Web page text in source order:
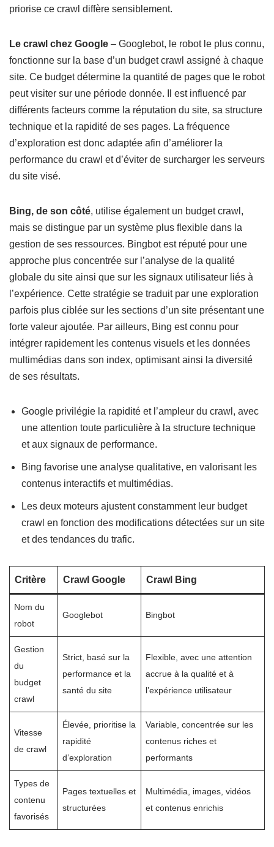
priorise ce crawl diffère sensiblement.
Le crawl chez Google – Googlebot, le robot le plus connu,
fonctionne sur la base d’un budget crawl assigné à chaque
site. Ce budget détermine la quantité de pages que le robot
peut visiter sur une période donnée. Il est influencé par
différents facteurs comme la réputation du site, sa structure
technique et la rapidité de ses pages. La fréquence
d’exploration est donc adaptée afin d’améliorer la
performance du crawl et d’éviter de surcharger les serveurs
du site visé.
Bing, de son côté, utilise également un budget crawl,
mais se distingue par un système plus flexible dans la
gestion de ses ressources. Bingbot est réputé pour une
approche plus concentrée sur l’analyse de la qualité
globale du site ainsi que sur les signaux utilisateur liés à
l’expérience. Cette stratégie se traduit par une exploration
parfois plus ciblée sur les sections d’un site présentant une
forte valeur ajoutée. Par ailleurs, Bing est connu pour
intégrer rapidement les contenus visuels et les données
multimédias dans son index, optimisant ainsi la diversité
de ses résultats.
Google privilégie la rapidité et l’ampleur du crawl, avec
une attention toute particulière à la structure technique
et aux signaux de performance.
Bing favorise une analyse qualitative, en valorisant les
contenus interactifs et multimédias.
Les deux moteurs ajustent constamment leur budget
crawl en fonction des modifications détectées sur un site
et des tendances du trafic.
Critère Crawl Google Crawl Bing
Nom du
robot
Googlebot Bingbot
Gestion
du
budget
crawl
Strict, basé sur la
performance et la
santé du site
Flexible, avec une attention
accrue à la qualité et à
l’expérience utilisateur
Vitesse
de crawl
Élevée, prioritise la
rapidité
d’exploration
Variable, concentrée sur les
contenus riches et
performants
Types de
contenu
favorisés
Pages textuelles et
structurées
Multimédia, images, vidéos
et contenus enrichis